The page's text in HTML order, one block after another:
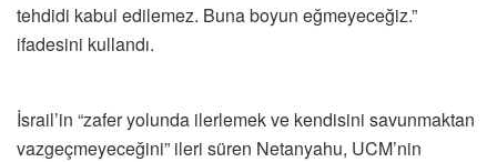
tehdidi kabul edilemez. Buna boyun eğmeyeceğiz.”
ifadesini kullandı.
İsrail’in “zafer yolunda ilerlemek ve kendisini savunmaktan
vazgeçmeyeceğini” ileri süren Netanyahu, UCM’nin